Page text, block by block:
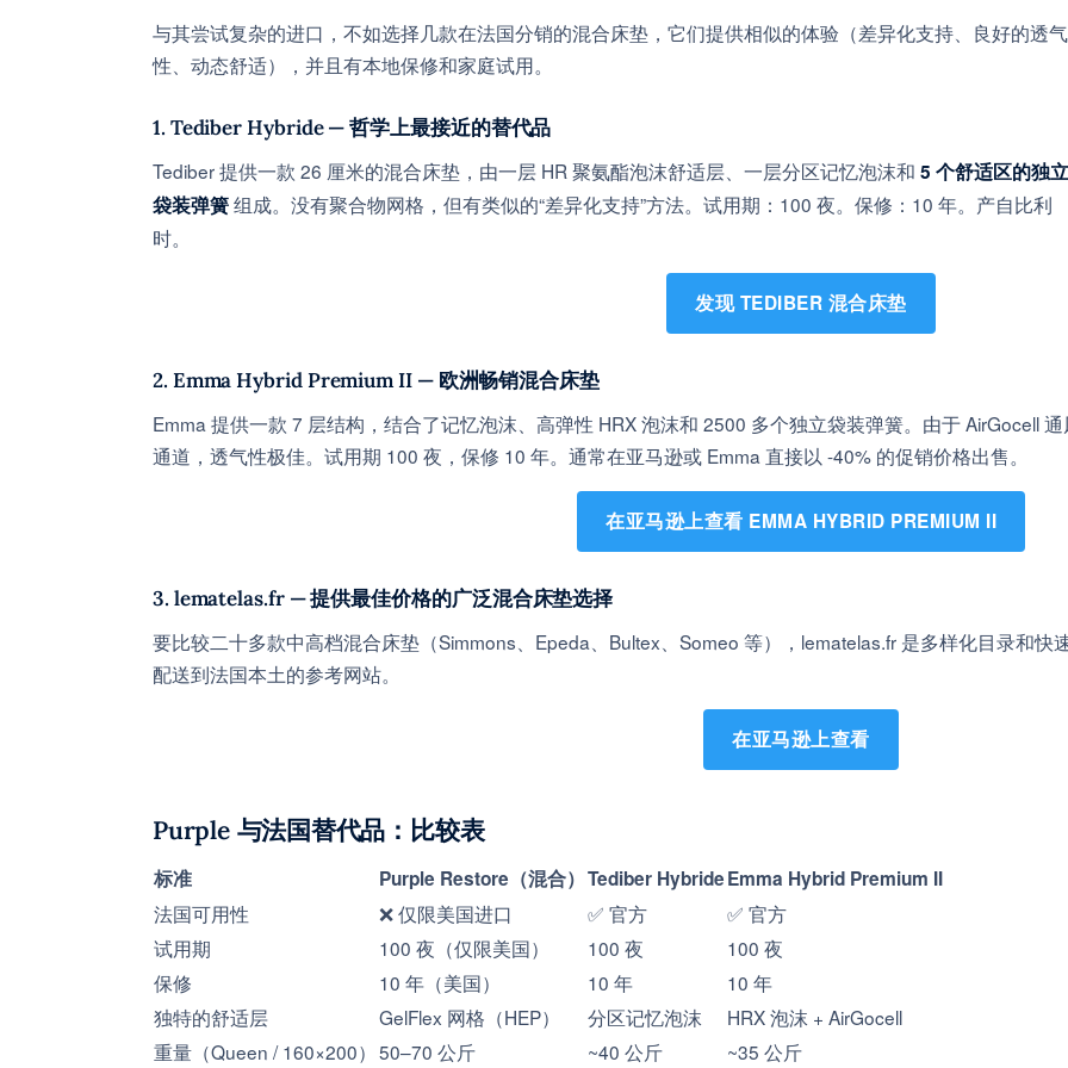
与其尝试复杂的进口，不如选择几款在法国分销的混合床垫，它们提供相似的体验（差异化支持、良好的透气
性、动态舒适），并且有本地保修和家庭试用。
1. Tediber Hybride — 哲学上最接近的替代品
Tediber 提供一款 26 厘米的混合床垫，由一层 HR 聚氨酯泡沫舒适层、一层分区记忆泡沫和 5 个舒适区的独立
袋装弹簧组成。没有聚合物网格，但有类似的“差异化支持”方法。试用期：100 夜。保修：10 年。产自比利
时。
发现 TEDIBER 混合床垫
2. Emma Hybrid Premium II — 欧洲畅销混合床垫
Emma 提供一款 7 层结构，结合了记忆泡沫、高弹性 HRX 泡沫和 2500 多个独立袋装弹簧。由于 AirGocell
通道，透气性极佳。试用期 100 夜，保修 10 年。通常在亚马逊或 Emma 直接以 -40% 的促销价格出售。
在亚马逊上查看 EMMA HYBRID PREMIUM II
3. lematelas.fr — 提供最佳价格的广泛混合床垫选择
要比较二十多款中高档混合床垫（Simmons、Epeda、Bultex、Someo 等），lematelas.fr 是多样化目录和快
配送到法国本土的参考网站。
在亚马逊上查看
Purple 与法国替代品：比较表
标准 Purple Restore（混合） Tediber HybrideEmma Hybrid Premium II
法国可用性
❌ 仅限美国进口 ✅ 官方
✅ 官方
试用期
100 夜（仅限美国） 100 夜
100 夜
保修
10 年（美国） 10 年
10 年
独特的舒适层
GelFlex 网格（HEP） 分区记忆泡沫
HRX 泡沫 + AirGocell
重量（Queen / 160×200） 50–70 公斤 ~40 公斤 ~35 公斤